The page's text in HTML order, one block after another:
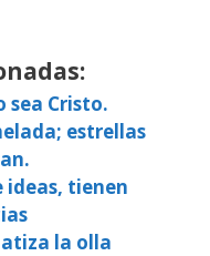
sea Cristo.
estrellas
ideas, tienen
la olla